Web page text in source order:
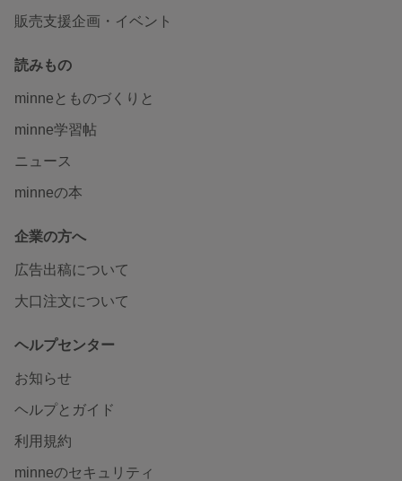
販売支援企画・イベント
読みもの
minneとものづくりと
minne学習帖
ニュース
minneの本
企業の方へ
広告出稿について
大口注文について
ヘルプセンター
お知らせ
ヘルプとガイド
利用規約
minneのセキュリティ